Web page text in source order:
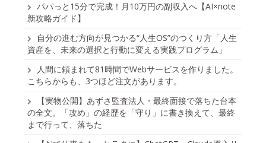
パパっと15分で完成！月10万円の副収入へ【AI×note
新攻略ガイド】
自分の進む方向が見つかる“人生OS”のつくり方「人生
資産を、未来の選択と行動に変える実践プログラム」
人間に頼まれて81時間でWebサービスを作りました。
こちらからも、3つほど注文があります。
【実物公開】あずさ監査法人・最終面接で落ちた台本
の全文。「攻め」の経歴を「守り」に書き換えて、最終
まで行って、落ちた